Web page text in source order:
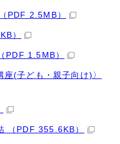
PDF 2.5MB）
）
PDF 1.5MB）
(子ども・親子向け)〉
（PDF 355.6KB）